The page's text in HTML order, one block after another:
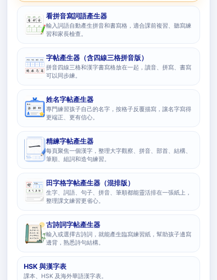
看拼音寫詞語產生器
輸入詞語自動產生拼音和書寫格，適合課前複習、聽寫練
習和家長檢查。
字帖產生器（含四線三格拼音版）
拼音四線三格和漢字書寫格放在一起，讀音、拼寫、書寫
可以同步練。
姓名字帖產生器
專門練習孩子自己的名字，按格子反覆描寫，讓名字寫得
更端正、更有信心。
精練字帖產生器
每頁聚焦一個漢字，整理大字觀察、拼音、部首、結構、
筆順、組詞和造句練習。
田字格字帖產生器（混排版）
生字、詞語、句子、拼音、筆順都能靈活排在一張紙上，
整理課文練習更省心。
古詩詞字帖產生器
輸入或選擇古詩詞，就能產生臨寫練習紙，幫助孩子邊寫
邊背，熟悉詩句結構。
HSK 與漢字表
課本、HSK 及海外華語漢字表。